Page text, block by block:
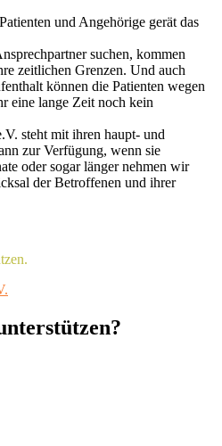
und Angehörige gerät das
suchen, kommen
zeitlichen Grenzen. Und auch
können die Patienten wegen
eine lange Zeit noch kein
steht mit ihren haupt- und
zur Verfügung, wenn sie
oder sogar länger nehmen wir
der Betroffenen und ihrer